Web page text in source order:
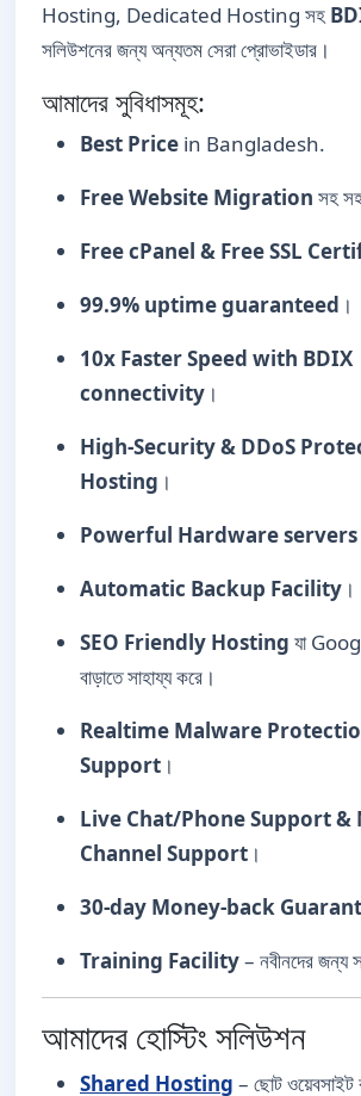
Hosting, Dedicated Hosting সহ
সলিউশনের জন্য অন্যতম সেরা প্রোভাইডার।
আমাদের সুবিধাসমূহ:
Best Price in Bangladesh.
Free Website Migration সহ
Free cPanel & Free SSL
99.9% uptime guaranteed ।
10x Faster Speed with BDIX
connectivity ।
High-Security & DDoS
Hosting ।
Powerful Hardware servers
Automatic Backup Facility ।
SEO Friendly Hosting যা
বাড়াতে সাহায্য করে।
Realtime Malware
Support ।
Live Chat/Phone Support &
Channel Support ।
30-day Money-back
Training Facility– নবীনদের জন্য
আমাদের হোস্টিং সলিউশন
Shared Hosting – ছোট ওয়েবসাইট